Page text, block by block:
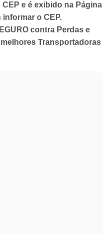
e é exibido na Página
o CEP.
contra Perdas e
Transportadoras